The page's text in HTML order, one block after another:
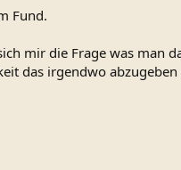
Fund.
mir die Frage was man
das irgendwo